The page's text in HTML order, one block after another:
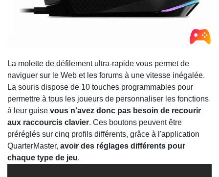
La molette de défilement ultra-rapide vous permet de
naviguer sur le Web et les forums à une vitesse inégalée.
La souris dispose de 10 touches programmables pour
permettre à tous les joueurs de personnaliser les fonctions
à leur guise vous n'avez donc pas besoin de recourir
aux raccourcis clavier. Ces boutons peuvent être
préréglés sur cinq profils différents, grâce à l'application
QuarterMaster, avoir des réglages différents pour
chaque type de jeu.